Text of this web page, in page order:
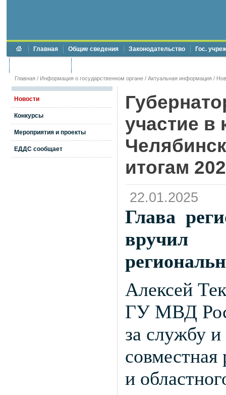
Главная Общие сведения Законодательство Гос.
Главная / Информация о государственном органе / Актуальная информация /
Новости
Конкурсы
Мероприятия и проекты
ЕДДС сообщает
участие
итогам
22.01.2025
Глава
вручил
Алексей
ГУ МВД
за службу
совместная
и